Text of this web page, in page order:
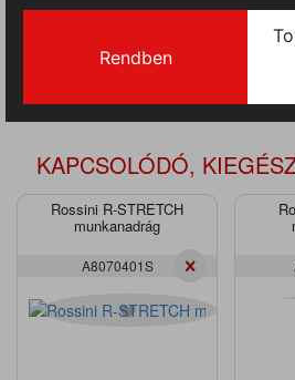
béléssel, párnázott cipőnyelvvel,
fémes talplemezzel, légáteresztő
talpbetéttel. Kétsűrűségű poliuretán
KAPCSOLÓDÓ,
Rossini R-STRETCH
munkanadrág
A8070401S